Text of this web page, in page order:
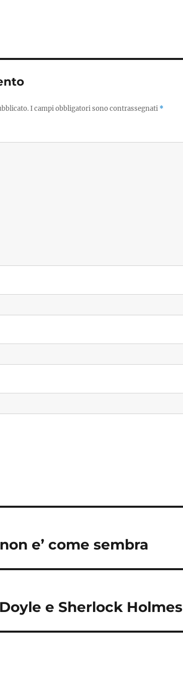
I campi obbligatori sono contrassegnati *
e’ come sembra
e Sherlock Holmes